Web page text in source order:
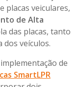
placas veiculares,
de Alta
das placas, tanto
veículos.
de
SmartLPR